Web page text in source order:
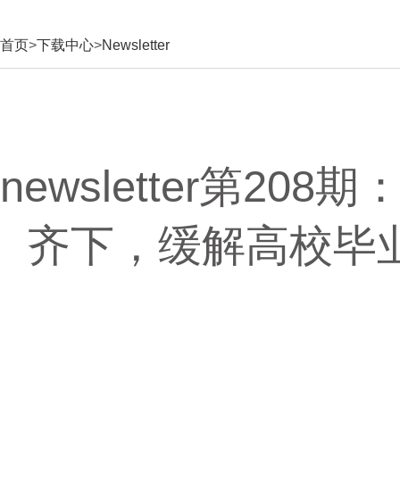
首页>下载中心>Newsletter
newsletter第208期
齐下，缓解高校毕